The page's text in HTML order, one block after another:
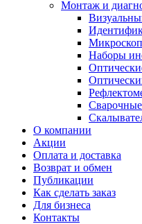
Монтаж и
Наборы
О компании
Акции
Оплата и доставка
Возврат и обмен
Публикации
Как сделать заказ
Для бизнеса
Контакты